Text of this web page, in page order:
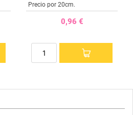
Precio por 20cm.
0,96 €